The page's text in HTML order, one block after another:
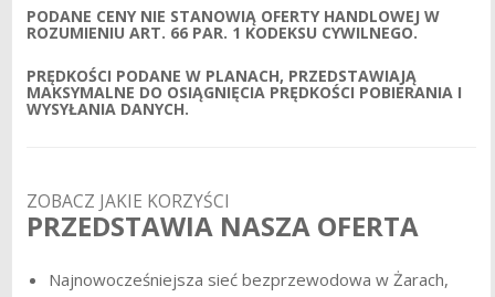
PODANE CENY NIE STANOWIĄ OFERTY HANDLOWEJ W
ROZUMIENIU ART. 66 PAR. 1 KODEKSU CYWILNEGO.
PRĘDKOŚCI PODANE W PLANACH, PRZEDSTAWIAJĄ
MAKSYMALNE DO OSIĄGNIĘCIA PRĘDKOŚCI POBIERANIA I
WYSYŁANIA DANYCH.
ZOBACZ JAKIE KORZYŚCI
PRZEDSTAWIA NASZA OFERTA
Najnowocześniejsza sieć bezprzewodowa w Żarach,